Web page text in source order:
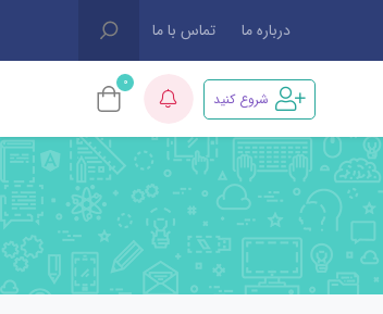
درباره ما تماس با ما
شروع کنید
0